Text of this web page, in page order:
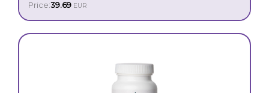
enthält kein Melatonin und ist ideal für Deine Routine
vor dem Zubettgehen für einen erholsamen Schlaf.
Enthält ätherische Öle von Lavendel und Grüner
Price:39.69 EUR